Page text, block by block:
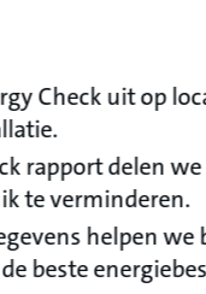
Check uit op
rapport delen
te verminderen.
helpen
beste